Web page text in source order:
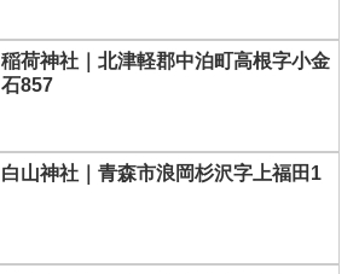
稲荷神社｜北津軽郡中泊町高根字小金
石857
白山神社｜青森市浪岡杉沢字上福田1